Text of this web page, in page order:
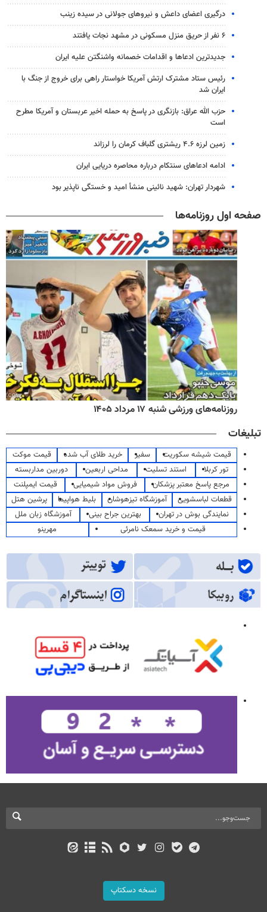
درگیری اعضای داعش و نیروهای جولانی در سیده زینب
۶ نفر از حریق منزل مسکونی در مشهد نجات یافتند
جدیدترین ادعاها و اقدامات خصمانه واشنگتن علیه ایران
رئیس ستاد مشترک ارتش آمریکا خواستار راهی برای خروج از جنگ با
ایران شد
حزب الله عراق: بازنگری در پاسخ به حمله اخیر عربستان و آمریکا مطرح
است
زمین لرزه ۴.۶ ریشتری گلباف کرمان را لرزاند
ادامه ادعاهای سنتکام درباره محاصره دریایی ایران
شهردار تهران: شهید نائینی منشأ امید و خستگی‌ ناپذیر بود
صفحه اول روزنامه‌ها
روزنامه‌های ورزشی شنبه ۱۷ مرداد ۱۴۰۵
تبلیغات
قیمت شیشه سکوریت سفیر خرید طلای آب شده
قیمت موکت
تور کربلا
استند تسلیت مداحی اربعین
دوربین مداربسته
مرجع پاسخ معتبر پزشکان
فروش مواد شیمیایی
قیمت ایمپلنت
قطعات لباسشویی
آموزشگاه تیزهوشان بلیط هواپیما
پرشین هتل
نمایندگی بوش در تهران
بهترین جراح بینی
آموزشگاه زبان ملل
قیمت و خرید سمعک نامرئی
مهرینو
نسخه دسکتاپ